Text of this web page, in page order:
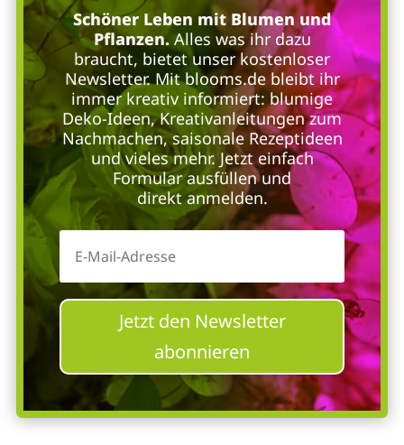
Schöner Leben mit Blumen und
Pflanzen.Alles was ihr dazu
braucht, bietet unser kostenloser
Newsletter. Mit blooms.de bleibt ihr
immer kreativ informiert: blumige
Deko-Ideen, Kreativanleitungen zum
Nachmachen, saisonale Rezeptideen
und vieles mehr. Jetzt einfach
Formular ausfüllen und
direkt anmelden.
Jetzt den Newsletter
abonnieren